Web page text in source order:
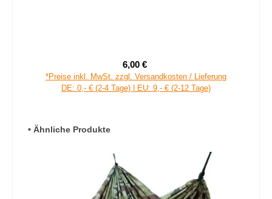
Verkaufspreis:
6,00 €
*Preise inkl. MwSt. zzgl. Versandkosten / Lieferung
DE: 0,- € (2-4 Tage) | EU: 9,- € (2-12 Tage)
Produktgalerie überspringen
• Ähnliche Produkte